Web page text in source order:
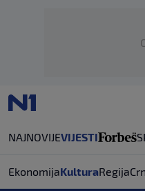
NAJNOVIJEVIJESTI
EkonomijaKulturaRegija